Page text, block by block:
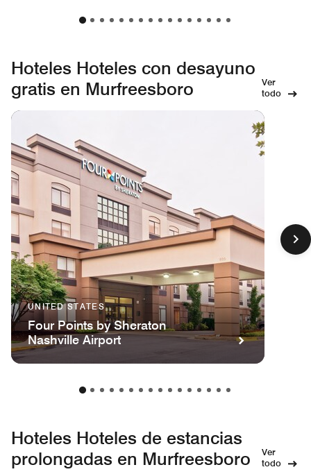
Hoteles Hoteles con desayuno
gratis en Murfreesboro
Ver
todo
UNITED STATES
Four Points by Sheraton
Nashville Airport
Hoteles Hoteles de estancias
prolongadas en Murfreesboro
Ver
todo